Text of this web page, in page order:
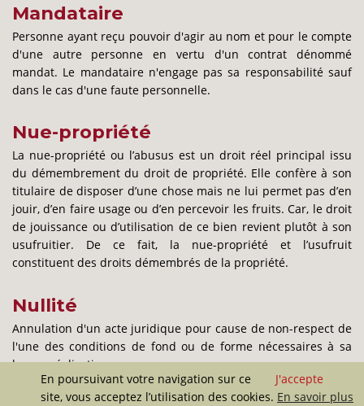
J'accepte
En poursuivant votre navigation sur ce
site, vous acceptez l’utilisation des cookies. En savoir plus
Mandataire
Personne ayant reçu pouvoir d'agir au nom et pour le compte
d'une autre personne en vertu d'un contrat dénommé
mandat. Le mandataire n'engage pas sa responsabilité sauf
dans le cas d'une faute personnelle.
Nue-propriété
La nue-propriété ou l’abusus est un droit réel principal issu
du démembrement du droit de propriété. Elle confère à son
titulaire de disposer d’une chose mais ne lui permet pas d’en
jouir, d’en faire usage ou d’en percevoir les fruits. Car, le droit
de jouissance ou d’utilisation de ce bien revient plutôt à son
usufruitier. De ce fait, la nue-propriété et l’usufruit
constituent des droits démembrés de la propriété.
Nullité
Annulation d'un acte juridique pour cause de non-respect de
l'une des conditions de fond ou de forme nécessaires à sa
bonne réalisation.